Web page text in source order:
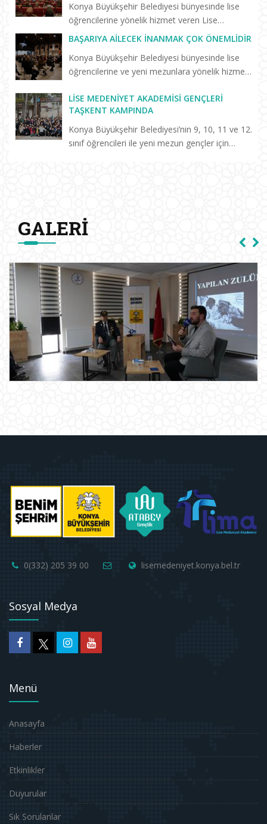
Konya Büyükşehir Belediyesi bünyesinde lise
öğrencilerine yönelik hizmet veren Lise
Medeniyet Akademisi’nin “Birlikte Başaracağız”
programları sürüyor. Selçuklu Kongre
Merkezi’nde düzenlenen “Başarm...
BAŞARIYA AILECEK İNANMAK ÇOK ÖNEMLIDIR
Konya Büyükşehir Belediyesi bünyesinde lise
öğrencilerine ve yeni mezunlara yönelik hizmet
tarafından düzenlenen konferansa katılan Prof.
Dr. Erdal Hamarta, a...
LISE MEDENIYET AKADEMISI GENÇLERI
TAŞKENT KAMPINDA
Konya Büyükşehir Belediyesi’nin 9, 10, 11 ve 12.
sınıf öğrencileri ile yeni mezun gençler için
GALERI
0(332) 205 39 00 lisemedeniyet.konya.bel.tr
Sosyal Medya
Menü
Anasayfa
Haberler
Etkinlikler
Duyurular
Sık Sorulanlar